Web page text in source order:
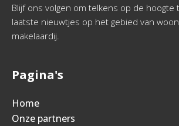
Blijf ons volgen om telkens op de hoogte
laatste nieuwtjes op het gebied van
makelaardij.
Pagina's
Home
Onze partners